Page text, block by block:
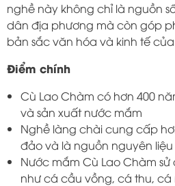
nghề này không chỉ là nguồn
dân địa phương mà còn góp
bản sắc văn hóa và kinh tế
Điểm chính
Cù Lao Chàm có hơn 400
và sản xuất nước mắm
Nghề làng chài cung cấp
đảo và là nguồn nguyên
Nước mắm Cù Lao Chàm
như cá cầu vồng, cá thu, cá